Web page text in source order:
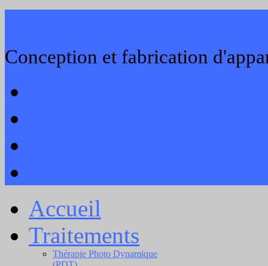
Conception et fabrication
Accueil
Traitements
Thérapie Photo Dynamique